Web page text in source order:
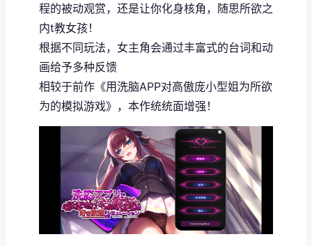
程的被动观赏，还是让你化身核角，随思所欲之
内t教女孩！
根据不同玩法，女主角会通过丰富式的台词和动
画给予多种反馈
相较于前作《用洗脑APP对高傲庞小型姐为所欲
为的模拟游戏》，本作统统面增强！